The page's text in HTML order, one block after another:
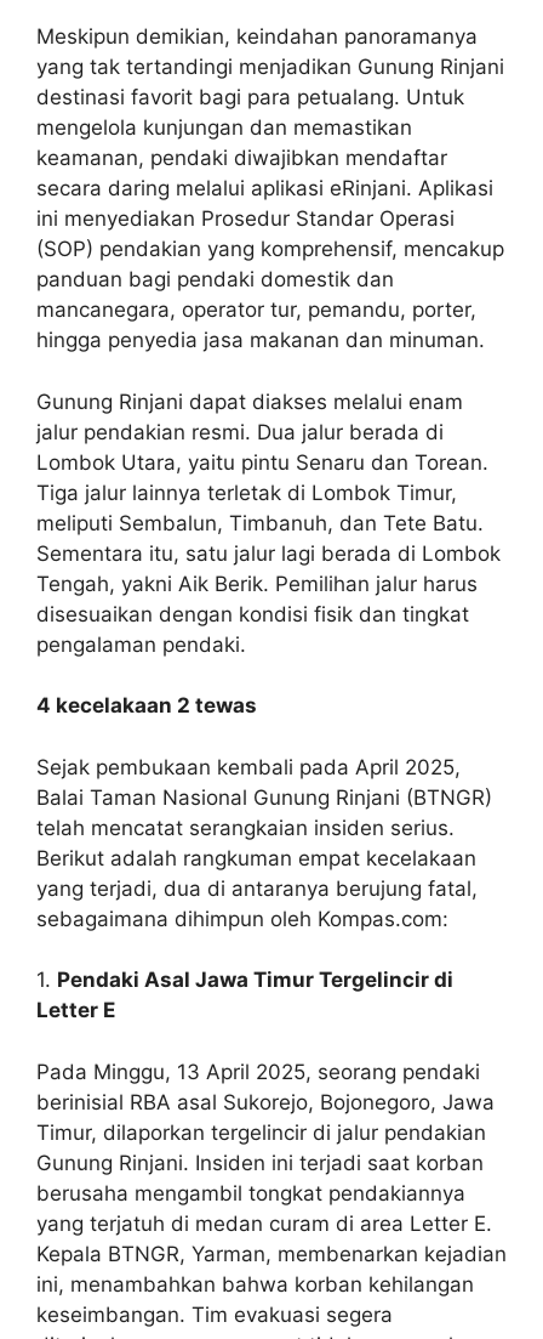
Meskipun demikian, keindahan panoramanya
yang tak tertandingi menjadikan Gunung Rinjani
destinasi favorit bagi para petualang. Untuk
mengelola kunjungan dan memastikan
keamanan, pendaki diwajibkan mendaftar
secara daring melalui aplikasi eRinjani. Aplikasi
ini menyediakan Prosedur Standar Operasi
(SOP) pendakian yang komprehensif, mencakup
panduan bagi pendaki domestik dan
mancanegara, operator tur, pemandu, porter,
hingga penyedia jasa makanan dan minuman.
Gunung Rinjani dapat diakses melalui enam
jalur pendakian resmi. Dua jalur berada di
Lombok Utara, yaitu pintu Senaru dan Torean.
Tiga jalur lainnya terletak di Lombok Timur,
meliputi Sembalun, Timbanuh, dan Tete Batu.
Sementara itu, satu jalur lagi berada di Lombok
Tengah, yakni Aik Berik. Pemilihan jalur harus
disesuaikan dengan kondisi fisik dan tingkat
pengalaman pendaki.
4 kecelakaan 2 tewas
Sejak pembukaan kembali pada April 2025,
Balai Taman Nasional Gunung Rinjani (BTNGR)
telah mencatat serangkaian insiden serius.
Berikut adalah rangkuman empat kecelakaan
yang terjadi, dua di antaranya berujung fatal,
sebagaimana dihimpun oleh Kompas.com:
1. Pendaki Asal Jawa Timur Tergelincir di
Letter E
Pada Minggu, 13 April 2025, seorang pendaki
berinisial RBA asal Sukorejo, Bojonegoro, Jawa
Timur, dilaporkan tergelincir di jalur pendakian
Gunung Rinjani. Insiden ini terjadi saat korban
berusaha mengambil tongkat pendakiannya
yang terjatuh di medan curam di area Letter E.
Kepala BTNGR, Yarman, membenarkan kejadian
ini, menambahkan bahwa korban kehilangan
keseimbangan. Tim evakuasi segera